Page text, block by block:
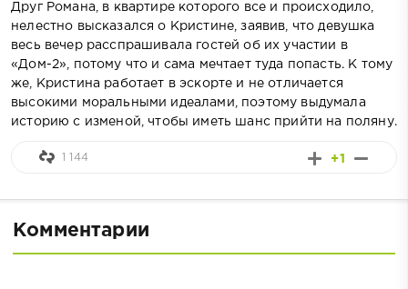
Друг Романа, в квартире которого все и происходило,
нелестно высказался о Кристине, заявив, что девушка
весь вечер расспрашивала гостей об их участии в
«Дом-2», потому что и сама мечтает туда попасть. К тому
же, Кристина работает в эскорте и не отличается
высокими моральными идеалами, поэтому выдумала
историю с изменой, чтобы иметь шанс прийти на поляну.
+1
1 144
Комментарии